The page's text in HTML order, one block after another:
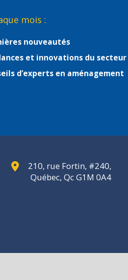
mois :
nouveautés
et innovations du secteur
d’experts en aménagement
210, rue Fortin, #240,
Québec, Qc G1M 0A4